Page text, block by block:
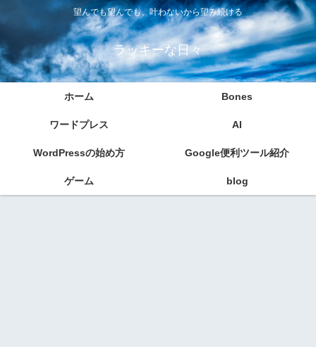
望んでも望んでも、叶わないから望み続ける
ラッキーな日々
ホーム Bones
ワードプレス AI
WordPressの始め方 Google便利ツール紹介
ゲーム blog